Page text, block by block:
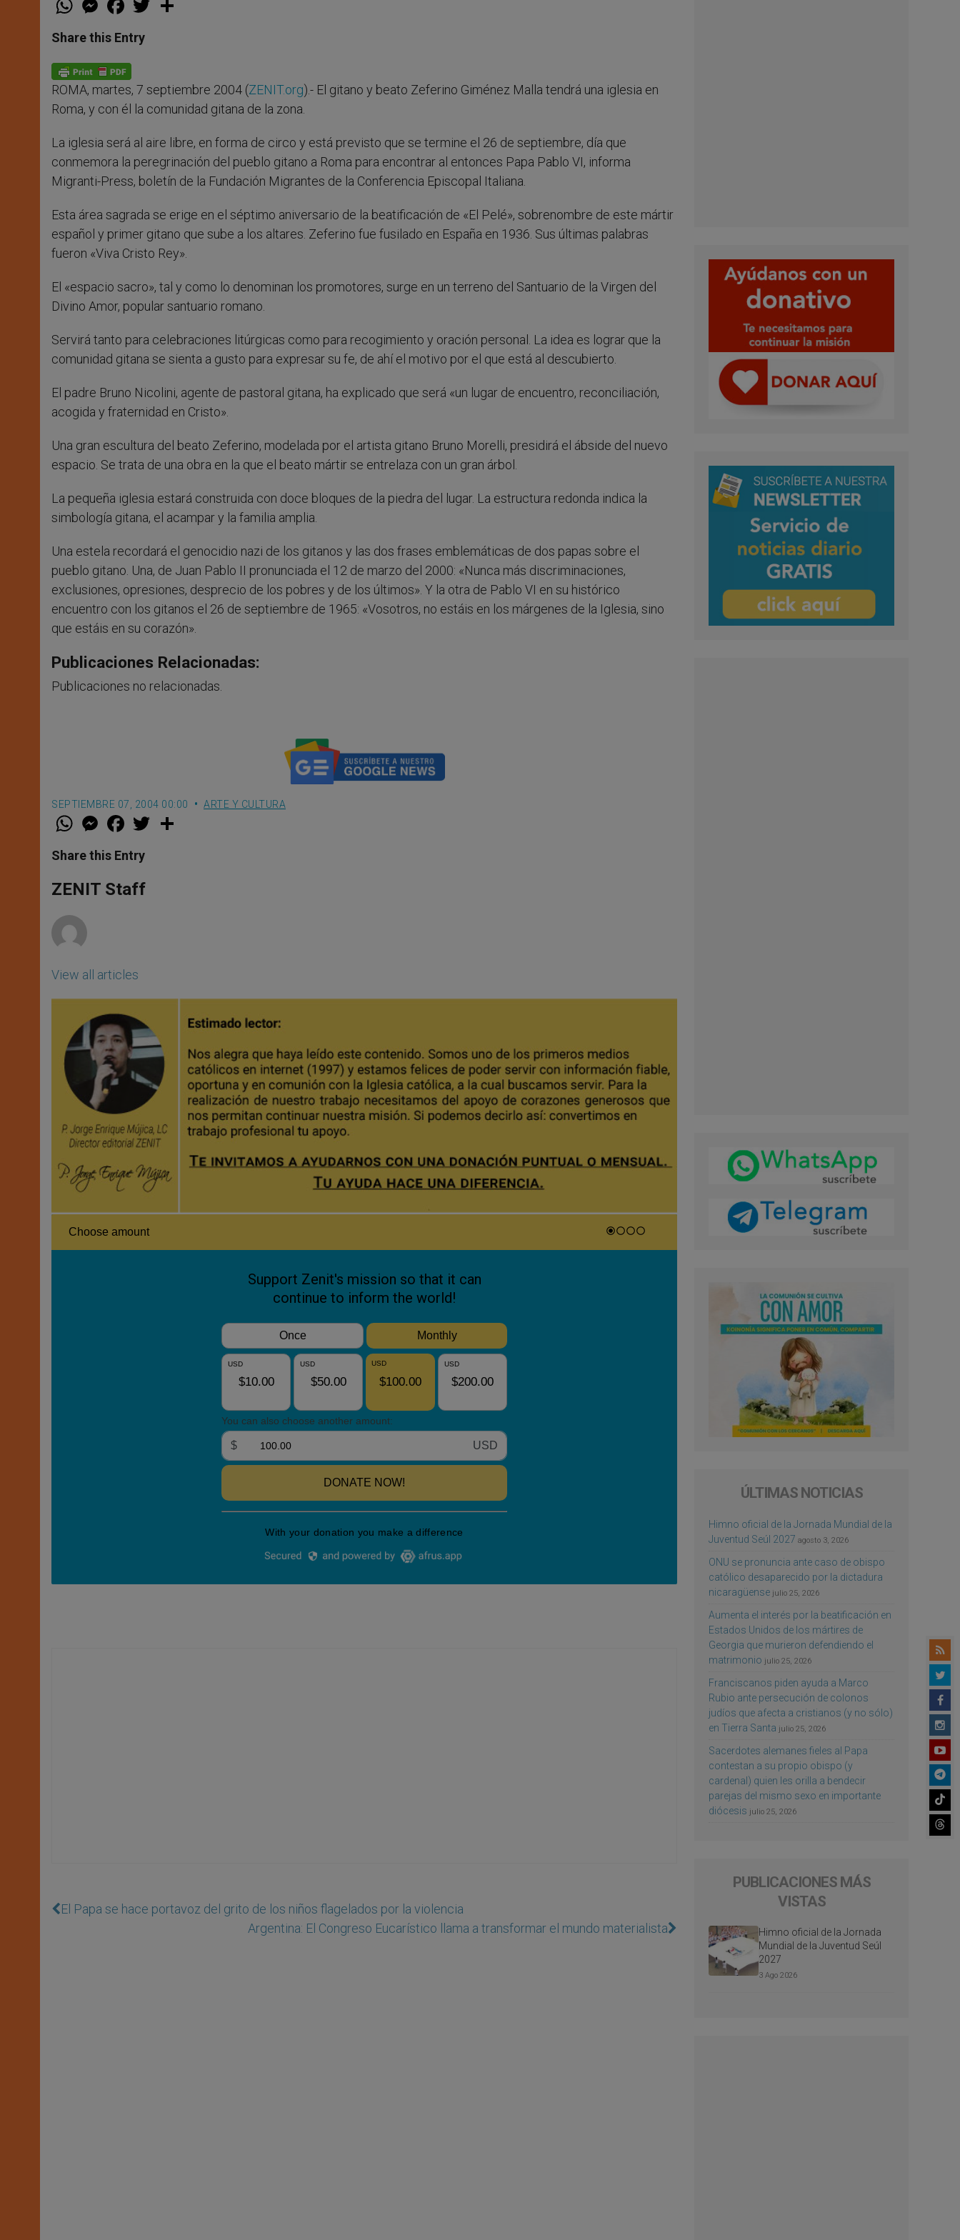
t
s
p
p
e
s
e
g
e
r
a
e
b
o
k
w
Share this Entry
ROMA, martes, 7 septiembre 2004 (ZENIT.org).- El gitano y beato Zeferino Giménez Malla tendrá una iglesia en
Roma, y con él la comunidad gitana de la zona.
La iglesia será al aire libre, en forma de circo y está previsto que se termine el 26 de septiembre, día que
conmemora la peregrinación del pueblo gitano a Roma para encontrar al entonces Papa Pablo VI, informa
Migranti-Press, boletín de la Fundación Migrantes de la Conferencia Episcopal Italiana.
Esta área sagrada se erige en el séptimo aniversario de la beatificación de «El Pelé», sobrenombre de este mártir
español y primer gitano que sube a los altares. Zeferino fue fusilado en España en 1936. Sus últimas palabras
fueron «Viva Cristo Rey».
El «espacio sacro», tal y como lo denominan los promotores, surge en un terreno del Santuario de la Virgen del
Divino Amor, popular santuario romano.
Servirá tanto para celebraciones litúrgicas como para recogimiento y oración personal. La idea es lograr que la
comunidad gitana se sienta a gusto para expresar su fe, de ahí el motivo por el que está al descubierto.
El padre Bruno Nicolini, agente de pastoral gitana, ha explicado que será «un lugar de encuentro, reconciliación,
acogida y fraternidad en Cristo».
Una gran escultura del beato Zeferino, modelada por el artista gitano Bruno Morelli, presidirá el ábside del nuevo
espacio. Se trata de una obra en la que el beato mártir se entrelaza con un gran árbol.
La pequeña iglesia estará construida con doce bloques de la piedra del lugar. La estructura redonda indica la
simbología gitana, el acampar y la familia amplia.
Una estela recordará el genocidio nazi de los gitanos y las dos frases emblemáticas de dos papas sobre el
pueblo gitano. Una, de Juan Pablo II pronunciada el 12 de marzo del 2000: «Nunca más discriminaciones,
exclusiones, opresiones, desprecio de los pobres y de los últimos». Y la otra de Pablo VI en su histórico
encuentro con los gitanos el 26 de septiembre de 1965: «Vosotros, no estáis en los márgenes de la Iglesia, sino
que estáis en su corazón».
Publicaciones Relacionadas:
Publicaciones no relacionadas.
SEPTIEMBRE 07, 2004 00:00 ARTE Y CULTURA
W
t
s
p
p
M
e
s
e
g
e
F
a
e
b
o
k
w
Share this Entry
ZENIT Staff
View all articles
El Papa se hace portavoz del grito de los niños flagelados por la violencia
Argentina: El Congreso Eucarístico llama a transformar el mundo materialista
ÚLTIMAS NOTICIAS
Himno oficial de la Jornada Mundial de la
Juventud Seúl 2027 agosto 3, 2026
ONU se pronuncia ante caso de obispo
católico desaparecido por la dictadura
nicaragüense julio 25, 2026
Aumenta el interés por la beatificación en
Estados Unidos de los mártires de
Georgia que murieron defendiendo el
matrimonio julio 25, 2026
Franciscanos piden ayuda a Marco
Rubio ante persecución de colonos
judíos que afecta a cristianos (y no sólo)
en Tierra Santa julio 25, 2026
Sacerdotes alemanes fieles al Papa
contestan a su propio obispo (y
cardenal) quien les orilla a bendecir
parejas del mismo sexo en importante
diócesis julio 25, 2026
PUBLICACIONES MÁS
VISTAS
Himno oficial de la Jornada
Mundial de la Juventud Seúl
2027
3 Ago 2026